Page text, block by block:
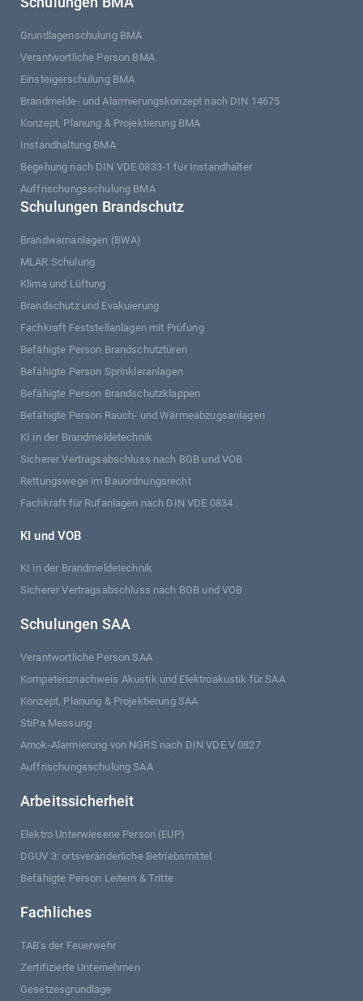
Grundlagenschulung BMA
Verantwortliche Person BMA
Einsteigerschulung BMA
Brandmelde- und Alarmierungskonzept nach DIN 14675
Konzept, Planung & Projektierung BMA
Instandhaltung BMA
Begehung nach DIN VDE 0833-1 für Instandhalter
Auffrischungsschulung BMA
Schulungen Brandschutz
Brandwarnanlagen (BWA)
MLAR Schulung
Klima und Lüftung
Brandschutz und Evakuierung
Fachkraft Feststellanlagen mit Prüfung
Befähigte Person Brandschutztüren
Befähigte Person Sprinkleranlagen
Befähigte Person Brandschutzklappen
Befähigte Person Rauch- und Wärmeabzugsanlagen
KI in der Brandmeldetechnik
Sicherer Vertragsabschluss nach BGB und VOB
Rettungswege im Bauordnungsrecht
Fachkraft für Rufanlagen nach DIN VDE 0834
KI und VOB
KI in der Brandmeldetechnik
Sicherer Vertragsabschluss nach BGB und VOB
Schulungen SAA
Verantwortliche Person SAA
Kompetenznachweis Akustik und Elektroakustik für SAA
Konzept, Planung & Projektierung SAA
StiPa Messung
Amok-Alarmierung von NGRS nach DIN VDE V 0827
Auffrischungsschulung SAA
Arbeitssicherheit
Elektro Unterwiesene Person (EUP)
DGUV 3: ortsveränderliche Betriebsmittel
Befähigte Person Leitern & Tritte
Fachliches
TAB's der Feuerwehr
Zertifizierte Unternehmen
Gesetzesgrundlage